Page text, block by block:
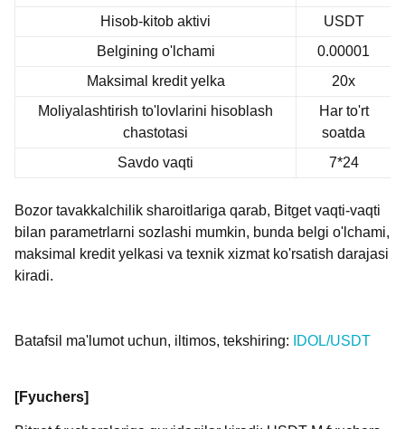
Hisob-kitob aktivi
USDT
Belgining o'lchami
0.00001
Maksimal kredit yelka
20x
Moliyalashtirish to'lovlarini hisoblash
chastotasi
Har to'rt
soatda
Savdo vaqti
7*24
Bozor tavakkalchilik sharoitlariga qarab, Bitget vaqti-vaqti
bilan parametrlarni sozlashi mumkin, bunda belgi o'lchami,
maksimal kredit yelkasi va texnik xizmat ko'rsatish darajasi
kiradi.
Batafsil ma'lumot uchun, iltimos, tekshiring: IDOL/USDT
[Fyuchers]